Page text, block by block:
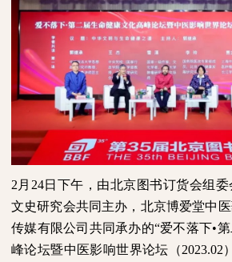
2 月 24日下午，由北京图书订货会组
文史研究会共同主办，北京博爱堂中
传媒有限公司共同承办的“爱不落下•
峰论坛暨中医影响世界论坛（2023.02